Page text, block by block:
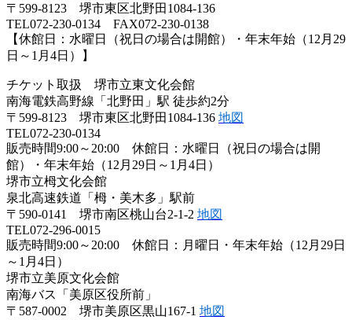
〒599-8123 堺市東区北野田1084-136
TEL072-230-0134 FAX072-230-0138
【休館日：水曜日（祝日の場合は開館）・年末年始（12月29
日～1月4日）】
チケット取扱 堺市立東文化会館
南海電鉄高野線「北野田」駅 徒歩約2分
〒599-8123 堺市東区北野田1084-136 地図
TEL072-230-0134
販売時間9:00～20:00 休館日：水曜日（祝日の場合は開
館）・年末年始（12月29日～1月4日）
堺市立栂文化会館
泉北高速鉄道「栂・美木多」駅前
〒590-0141 堺市南区桃山台2-1-2 地図
TEL072-296-0015
販売時間9:00～20:00 休館日：月曜日・年末年始（12月29日
～1月4日）
堺市立美原文化会館
南海バス「美原区役所前」
〒587-0002 堺市美原区黒山167-1 地図